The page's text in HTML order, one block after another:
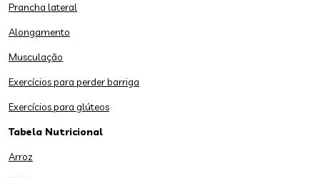
Prancha lateral
Alongamento
Musculação
Exercícios para perder barriga
Exercícios para glúteos
Tabela Nutricional
Arroz